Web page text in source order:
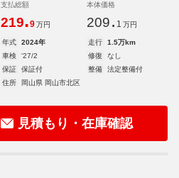
支払総額
219.9 万円
本体価格
209. 1 万円
年式 2024年 走行
1.5万km
車検
'27/2 修復
なし
保証
保証付 整備
法定整備付
住所
岡山県 岡山市北区
見積もり・在庫確認